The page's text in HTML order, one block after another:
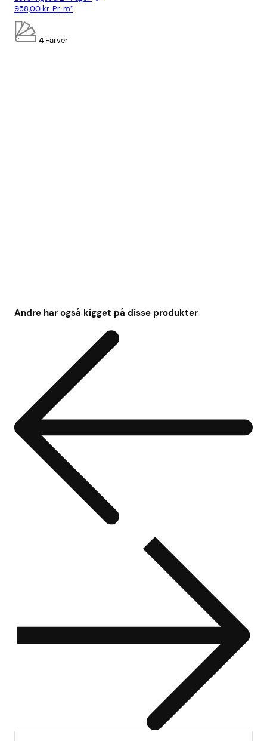
958,00kr. Pr. m²
4 Farver
Andre har også kigget på disse produkter